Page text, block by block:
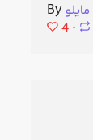
Byمایلو
4 ⋅